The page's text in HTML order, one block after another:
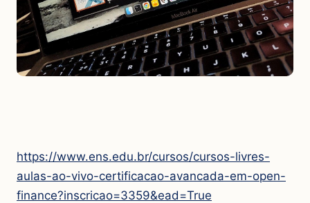
https://www.ens.edu.br/cursos/cursos-livres-
aulas-ao-vivo-certificacao-avancada-em-open-
finance?inscricao=3359&ead=True